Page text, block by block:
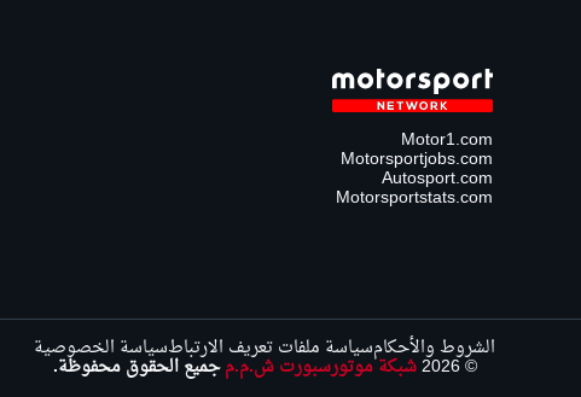
Motor1.com
Motorsportjobs.com
Autosport.com
Motorsportstats.com
© 2026 شبكة موتورسبورت ش.م.م جميع الحقوق محفوظة.
الشروط والأحكامسياسة ملفات تعريف الارتباطسياسة الخصوصية